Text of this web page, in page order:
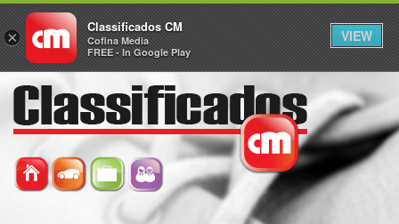
×
Classificados CM
Cofina Media
FREE - In Google Play
VIEW